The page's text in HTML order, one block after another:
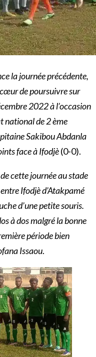
la journée précédente,
de poursuivre sur
2022 à l’occasion
national de 2 ème
Sakibou Abdanla
face à Ifodjè(0-0).
cette journée au stade
Ifodjè d’Atakpamé
d’une petite souris.
à dos malgré la bonne
période bien
Issaou.